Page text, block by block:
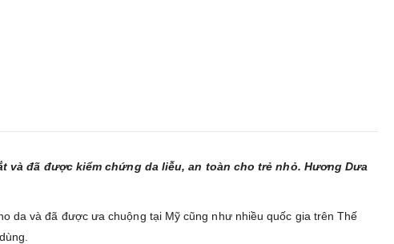
và đã được kiểm chứng da liễu, an toàn cho trẻ nhỏ. Hương Dưa
da và đã được ưa chuộng tại Mỹ cũng như nhiều quốc gia trên Thế